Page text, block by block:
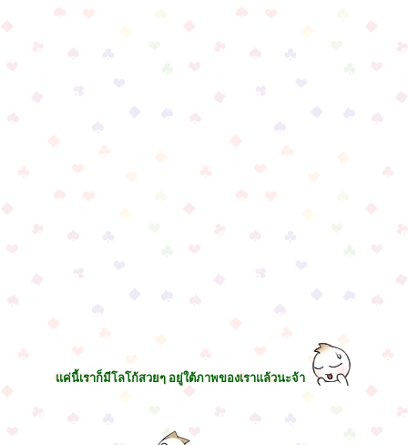
แค่นี้เราก็มีโลโก้สวยๆ อยู่ใต้ภาพของเราแล้วนะจ้า